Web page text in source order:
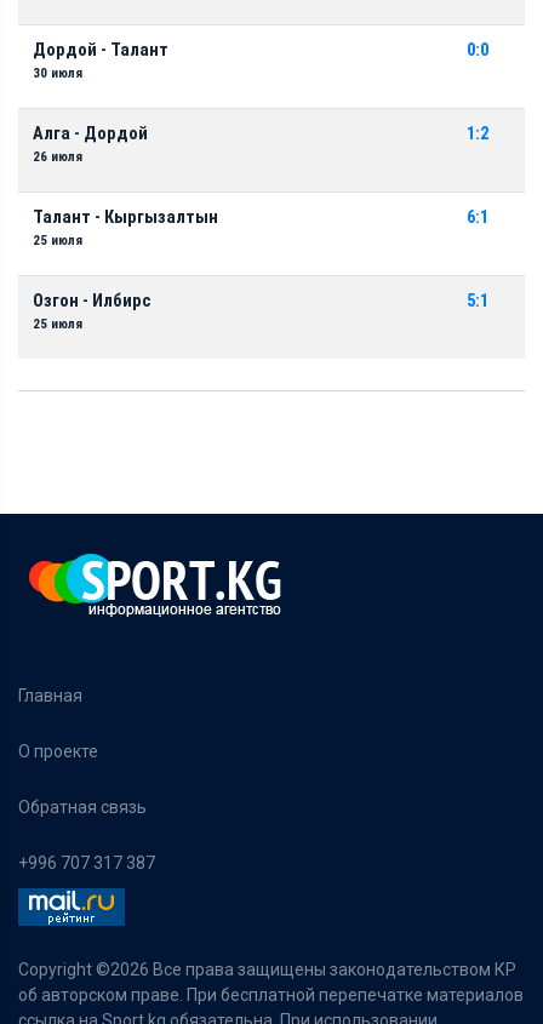
Дордой - Талант
30 июля
0:0
Алга - Дордой
26 июля
1:2
Талант - Кыргызалтын
25 июля
6:1
Озгон - Илбирс
25 июля
5:1
Главная
О проекте
Обратная связь
+996 707 317 387
Copyright ©2026 Все права защищены законодательством КР
об авторском праве. При бесплатной перепечатке материалов